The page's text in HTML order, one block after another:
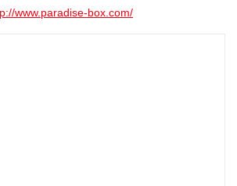
www.paradise-box.com/